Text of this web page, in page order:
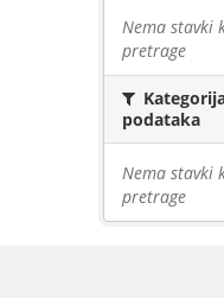
Nema stavki
pretrage
podataka
Nema stavki
pretrage